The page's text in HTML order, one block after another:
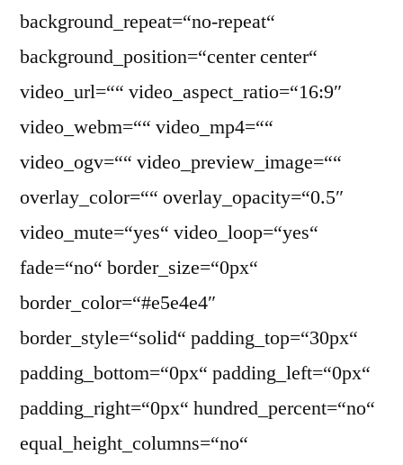
background_repeat=“no-repeat“
background_position=“center center“
video_url=““ video_aspect_ratio=“16:9″
video_webm=““ video_mp4=““
video_ogv=““ video_preview_image=““
overlay_color=““ overlay_opacity=“0.5″
video_mute=“yes“ video_loop=“yes“
fade=“no“ border_size=“0px“
border_color=“#e5e4e4″
border_style=“solid“ padding_top=“30px“
padding_bottom=“0px“ padding_left=“0px“
padding_right=“0px“ hundred_percent=“no“
equal_height_columns=“no“